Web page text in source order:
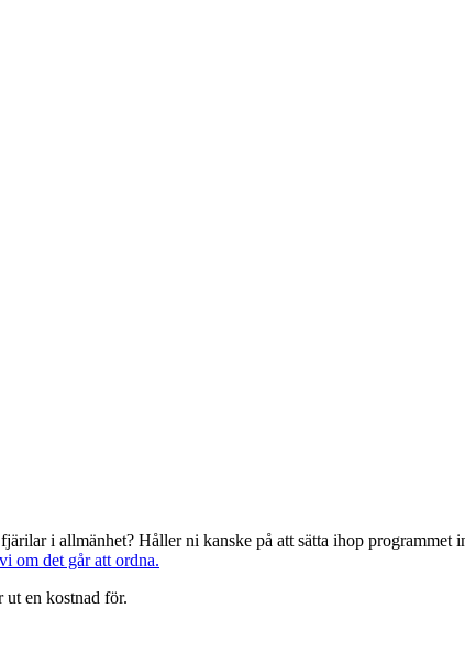
i allmänhet? Håller ni kanske på att sätta ihop
om det går att ordna.
ut en kostnad för.